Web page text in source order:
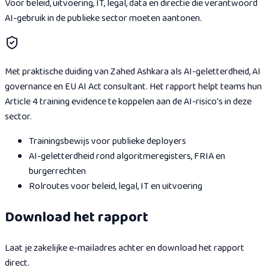
Voor beleid, uitvoering, IT, legal, data en directie die verantwoord
AI-gebruik in de publieke sector moeten aantonen.
Met praktische duiding van Zahed Ashkara als AI-geletterdheid, AI
governance en EU AI Act consultant. Het rapport helpt teams hun
Article 4 training evidence te koppelen aan de AI-risico's in deze
sector.
Trainingsbewijs voor publieke deployers
AI-geletterdheid rond algoritmeregisters, FRIA en
burgerrechten
Rolroutes voor beleid, legal, IT en uitvoering
Download het rapport
Laat je zakelijke e-mailadres achter en download het rapport
direct.